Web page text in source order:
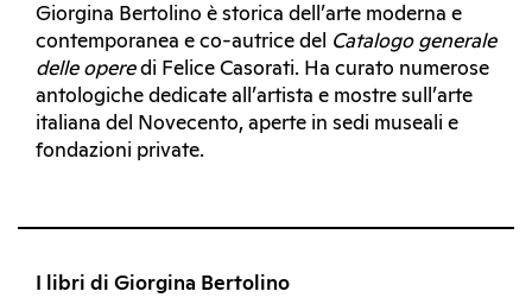
Giorgina Bertolino è storica dell’arte moderna e
contemporanea e co-autrice del Catalogo generale
delle operedi Felice Casorati. Ha curato numerose
antologiche dedicate all’artista e mostre sull’arte
italiana del Novecento, aperte in sedi museali e
fondazioni private.
I libri di Giorgina Bertolino